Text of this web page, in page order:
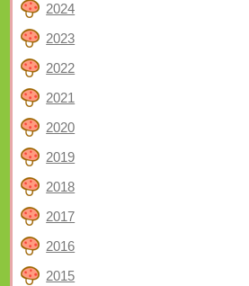
2024
2023
2022
2021
2020
2019
2018
2017
2016
2015